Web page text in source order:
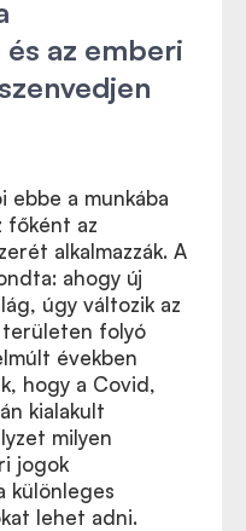
az emberi
a munkába
főként az
alkalmazzák. A
ahogy új
úgy változik az
területen folyó
években
hogy a Covid,
kialakult
milyen
jogok
különleges
lehet adni.